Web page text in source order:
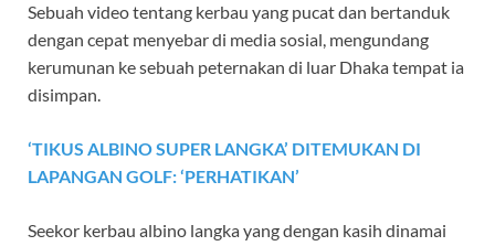
Sebuah video tentang kerbau yang pucat dan bertanduk
dengan cepat menyebar di media sosial, mengundang
kerumunan ke sebuah peternakan di luar Dhaka tempat ia
disimpan.
‘TIKUS ALBINO SUPER LANGKA’ DITEMUKAN DI
LAPANGAN GOLF: ‘PERHATIKAN’
Seekor kerbau albino langka yang dengan kasih dinamai